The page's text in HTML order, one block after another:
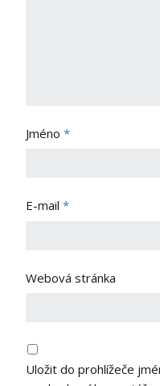
Jméno *
E-mail *
Webová stránka
Uložit do prohlížeče